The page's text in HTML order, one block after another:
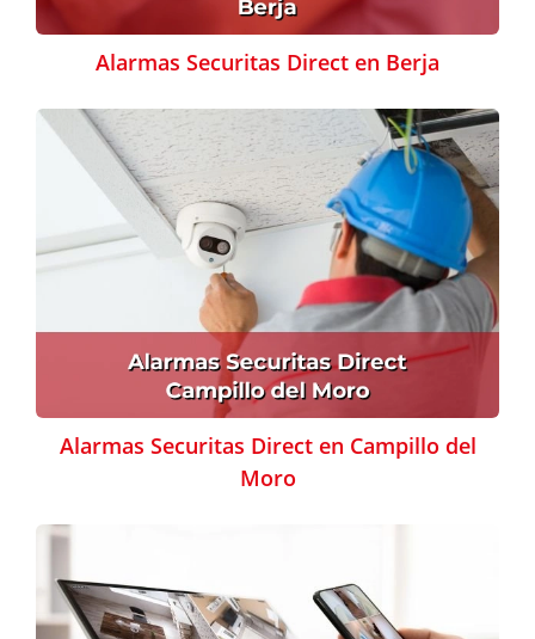
Alarmas Securitas Direct en Berja
Alarmas Securitas Direct en Campillo del
Moro